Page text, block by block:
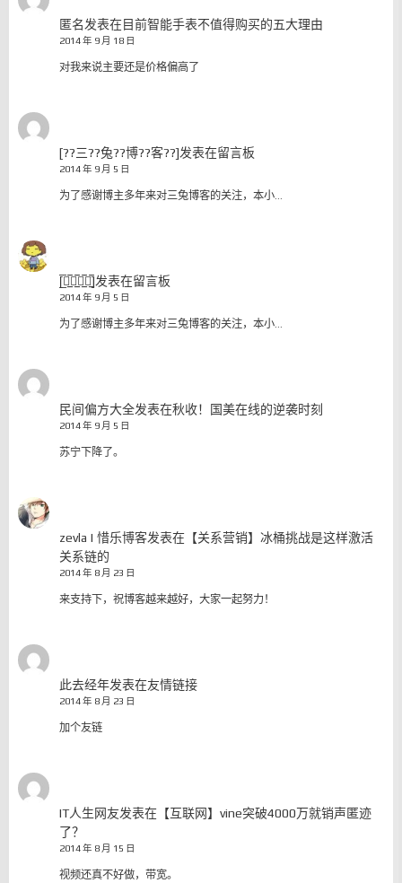
匿名发表在目前智能手表不值得购买的五大理由
2014 年 9 月 18 日
对我来说主要还是价格偏高了
[??三??兔??博??客??]发表在留言板
2014 年 9 月 5 日
为了感谢博主多年来对三兔博客的关注，本小…
[̲̅三̲̅兔̲̅博̲̅客̲̅]发表在留言板
2014 年 9 月 5 日
为了感谢博主多年来对三兔博客的关注，本小…
民间偏方大全发表在秋收！国美在线的逆袭时刻
2014 年 9 月 5 日
苏宁下降了。
zevla | 惜乐博客发表在【关系营销】冰桶挑战是这样激活
关系链的
2014 年 8 月 23 日
来支持下，祝博客越来越好，大家一起努力！
此去经年发表在友情链接
2014 年 8 月 23 日
加个友链
IT人生网友发表在【互联网】vine突破4000万就销声匿迹
了？
2014 年 8 月 15 日
视频还真不好做，带宽。